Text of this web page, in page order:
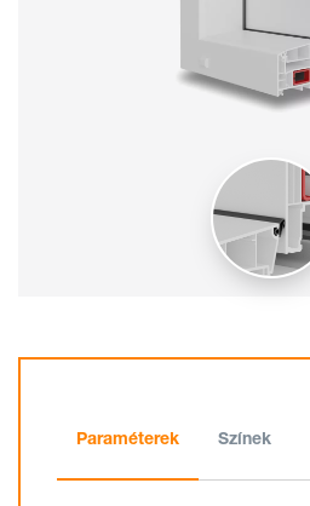
Paraméterek Színek